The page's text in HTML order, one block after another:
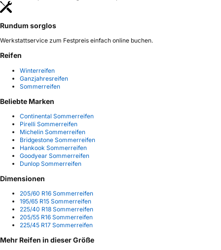
Rundum sorglos
Werkstattservice zum Festpreis einfach online buchen.
Reifen
Winterreifen
Ganzjahresreifen
Sommerreifen
Beliebte Marken
Continental Sommerreifen
Pirelli Sommerreifen
Michelin Sommerreifen
Bridgestone Sommerreifen
Hankook Sommerreifen
Goodyear Sommerreifen
Dunlop Sommerreifen
Dimensionen
205/60 R16 Sommerreifen
195/65 R15 Sommerreifen
225/40 R18 Sommerreifen
205/55 R16 Sommerreifen
225/45 R17 Sommerreifen
Mehr Reifen in dieser Größe